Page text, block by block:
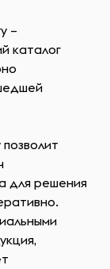
–
каталог
для решения